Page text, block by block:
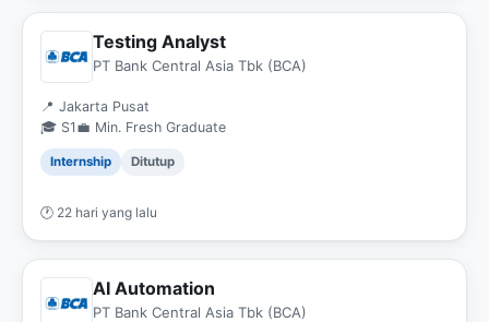
Testing Analyst
PT Bank Central Asia Tbk (BCA)
📍 Jakarta Pusat
🎓 S1 💼 Min. Fresh Graduate
Internship Ditutup
🕐 22 hari yang lalu
AI Automation
PT Bank Central Asia Tbk (BCA)